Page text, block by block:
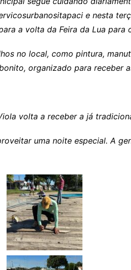
Goiás
e nesta
a volta da Feira da Lua para
no local, como pintura,
organizado para receber
volta a receber a já
uma noite especial. A